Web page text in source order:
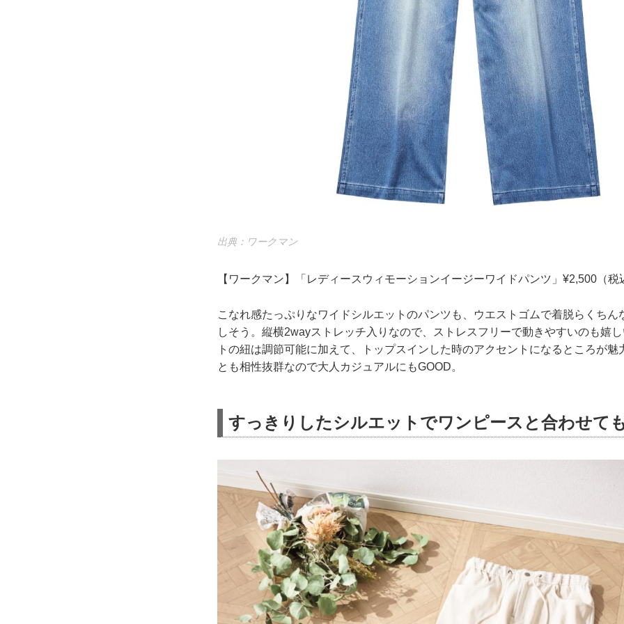
出典：ワークマン
【ワークマン】「レディースウィモーションイージーワイドパンツ」¥2,500（税
こなれ感たっぷりなワイドシルエットのパンツも、ウエストゴムで着脱らくちん
しそう。縦横2wayストレッチ入りなので、ストレスフリーで動きやすいのも嬉
トの紐は調節可能に加えて、トップスインした時のアクセントになるところが魅
とも相性抜群なので大人カジュアルにもGOOD。
すっきりしたシルエットでワンピースと合わせて